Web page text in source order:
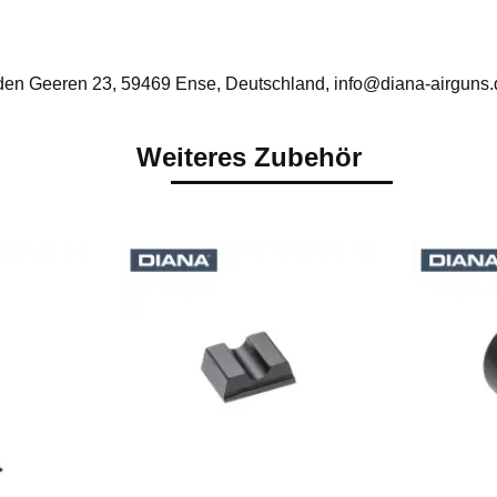
Geeren 23, 59469 Ense, Deutschland, info@diana-
Weiteres Zubehör